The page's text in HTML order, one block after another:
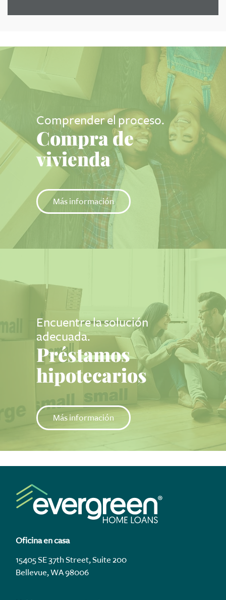
Comprender el proceso.
Compra de
vivienda
Más información
Encuentre la solución
adecuada.
Préstamos
hipotecarios
Más información
Oficina en casa
15405 SE 37th Street, Suite 200
Bellevue, WA 98006